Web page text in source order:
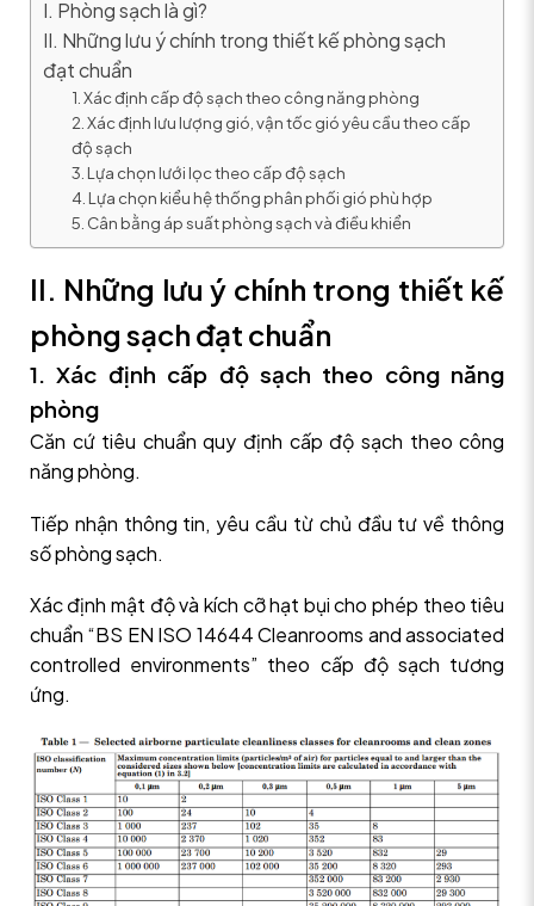
I. Phòng sạch là gì?
II. Những lưu ý chính trong thiết kế phòng sạch
đạt chuẩn
1. Xác định cấp độ sạch theo công năng phòng
2. Xác định lưu lượng gió, vận tốc gió yêu cầu theo cấp
độ sạch
3. Lựa chọn lưới lọc theo cấp độ sạch
4. Lựa chọn kiểu hệ thống phân phối gió phù hợp
5. Cân bằng áp suất phòng sạch và điều khiển
II. Những lưu ý chính trong thiết kế
phòng sạch đạt chuẩn
1. Xác định cấp độ sạch theo công năng
phòng
Căn cứ tiêu chuẩn quy định cấp độ sạch theo công
năng phòng.
Tiếp nhận thông tin, yêu cầu từ chủ đầu tư về thông
số phòng sạch.
Xác định mật độ và kích cỡ hạt bụi cho phép theo tiêu
chuẩn “BS EN ISO 14644 Cleanrooms and associated
controlled environments” theo cấp độ sạch tương
ứng.